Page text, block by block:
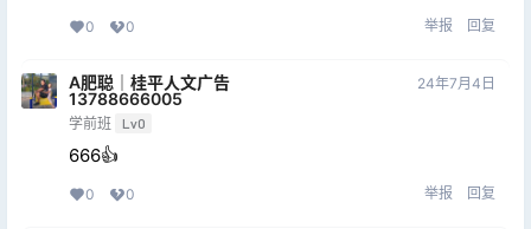
0 0 举报 回复
A肥聪｜桂平人文广告
13788666005
学前班 Lv0
24年7月4日
666👍
0 0 举报 回复